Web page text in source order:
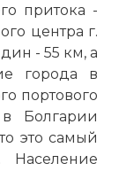
притока -
центра г.
- 55 км, а
города в
портового
Болгарии
это самый